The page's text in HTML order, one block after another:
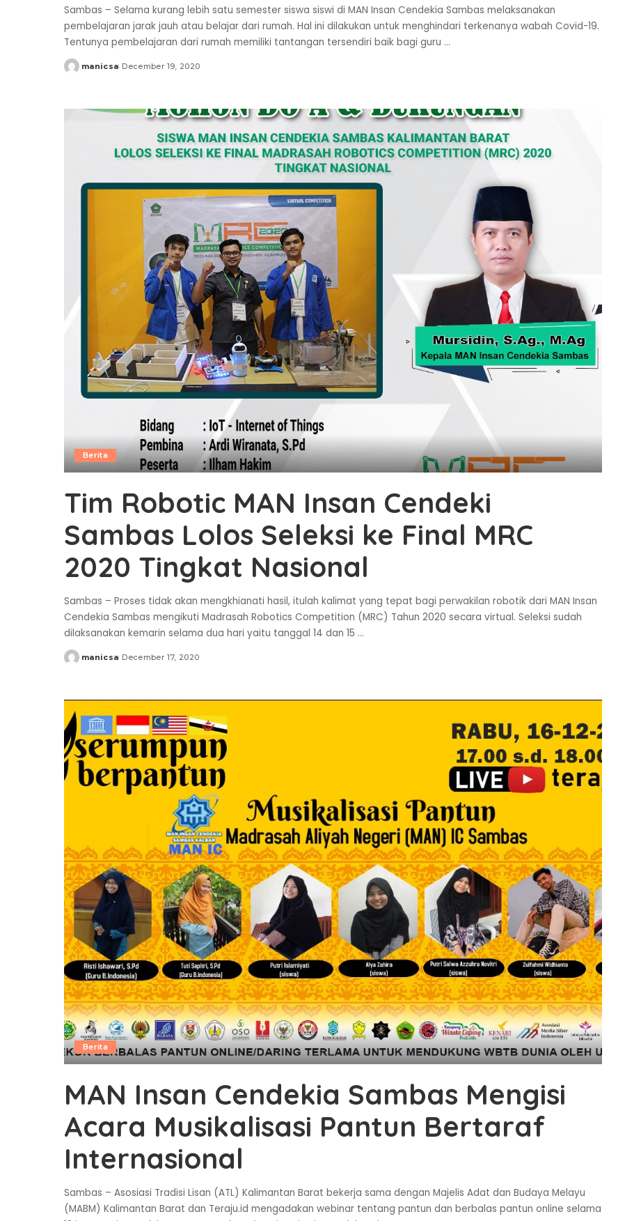
Sambas – Selama kurang lebih satu semester siswa siswi di MAN Insan Cendekia Sambas melaksanakan
pembelajaran jarak jauh atau belajar dari rumah. Hal ini dilakukan untuk menghindari terkenanya wabah Covid-19.
Tentunya pembelajaran dari rumah memiliki tantangan tersendiri baik bagi guru ...
Posted
manicsa December 19, 2020
Berita
Tim Robotic MAN Insan Cendeki
Sambas Lolos Seleksi ke Final MRC
2020 Tingkat Nasional
Sambas – Proses tidak akan mengkhianati hasil, itulah kalimat yang tepat bagi perwakilan robotik dari MAN Insan
Cendekia Sambas mengikuti Madrasah Robotics Competition (MRC) Tahun 2020 secara virtual. Seleksi sudah
dilaksanakan kemarin selama dua hari yaitu tanggal 14 dan 15 ...
Posted
manicsa December 17, 2020
Berita
MAN Insan Cendekia Sambas Mengisi
Acara Musikalisasi Pantun Bertaraf
Internasional
Sambas – Asosiasi Tradisi Lisan (ATL) Kalimantan Barat bekerja sama dengan Majelis Adat dan Budaya Melayu
(MABM) Kalimantan Barat dan Teraju.id mengadakan webinar tentang pantun dan berbalas pantun online selama